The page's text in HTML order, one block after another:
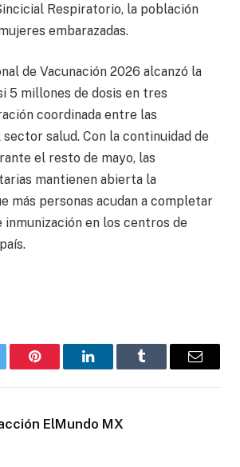
Respiratorio, la población
embarazadas.
de Vacunación 2026 alcanzó la
5 millones de dosis en tres
coordinada entre las
salud. Con la continuidad de
el resto de mayo, las
mantienen abierta la
más personas acudan a completar
inmunización en los centros de
Pinterest LinkedInTumblr
Correo
ElMundo MX